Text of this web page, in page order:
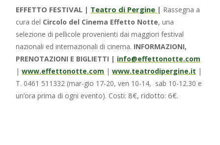
EFFETTO FESTIVAL | Teatro di Pergine | Rassegna a
cura del Circolo del Cinema Effetto Notte, una
selezione di pellicole provenienti dai maggiori festival
nazionali ed internazionali di cinema. INFORMAZIONI,
PRENOTAZIONI E BIGLIETTI | info@effettonotte.com
|www.effettonotte.com |www.teatrodipergine.it |
T. 0461 511332 (mar-gio 17-20, ven 10-14, sab 10-12.30 e
un’ora prima di ogni evento). Costi:8€, ridotto: 6€.